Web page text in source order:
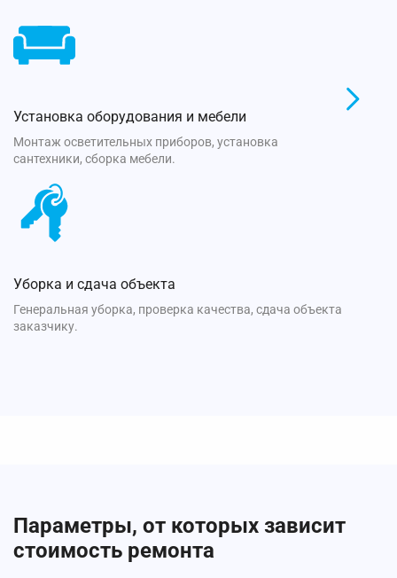
Установка оборудования и мебели
Монтаж осветительных приборов, установка
сантехники, сборка мебели.
Уборка и сдача объекта
Генеральная уборка, проверка качества, сдача объекта
заказчику.
Параметры, от которых зависит
стоимость ремонта